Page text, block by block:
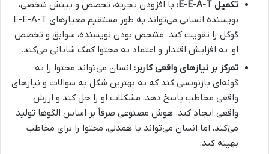
تکمیل E-E-A-T:
با افزودن تجربه، تخصص و بینش شخصی،
نویسنده انسانی می‌تواند به طور مستقیم معیارهای E-E-A-T
گوگل را تقویت کند. مشخص بودن نویسنده، سوابق و تخصص
او، به افزایش اقتدار و اعتماد به محتوا کمک شایانی می‌کند.
تمرکز بر نیازهای واقعی کاربر: انسان می‌تواند محتوا را به
گونه‌ای بازنویسی کند که به بهترین شکل به سوالات و نیازهای
واقعی مخاطب پاسخ دهد، مشکلات او را حل کند و ارزش
واقعی ایجاد کند. هوش مصنوعی صرفاً بر اساس الگوها تولید
می‌کند، اما انسان می‌تواند با همدلی، محتوا را برای مخاطب
بهینه کند.